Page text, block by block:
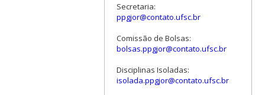
Secretaria:
ppgjor@contato.ufsc.br
Comissão de Bolsas:
bolsas.ppgjor@contato.ufsc.br
Disciplinas Isoladas:
isolada.ppgjor@contato.ufsc.br